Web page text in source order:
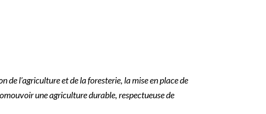
l’agriculture et de la foresterie, la mise en place de
une agriculture durable, respectueuse de